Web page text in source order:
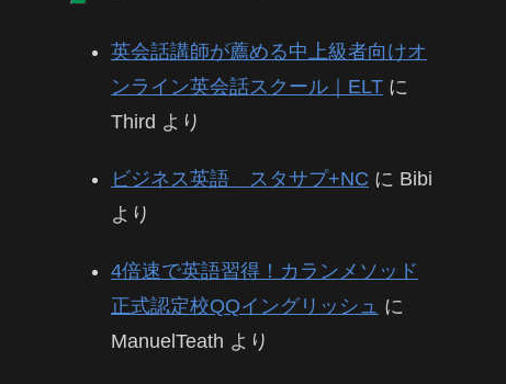
英会話講師が薦める中上級者向けオ
ンライン英会話スクール｜ELT に
Third より
ビジネス英語 スタサプ+NC に Bibi
より
4倍速で英語習得！カランメソッド
正式認定校QQイングリッシュ に
ManuelTeath より